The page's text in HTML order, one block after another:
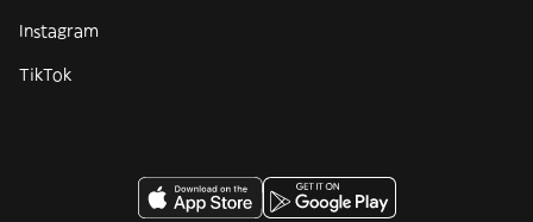
Instagram
TikTok